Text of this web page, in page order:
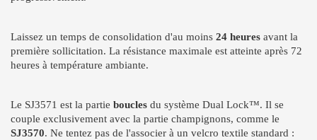
Laissez un temps de consolidation d'au moins 24 heures avant la
première sollicitation. La résistance maximale est atteinte après 72
heures à température ambiante.
Le SJ3571 est la partie boucles du système Dual Lock™. Il se
couple exclusivement avec la partie champignons, comme le
SJ3570. Ne tentez pas de l'associer à un velcro textile standard :